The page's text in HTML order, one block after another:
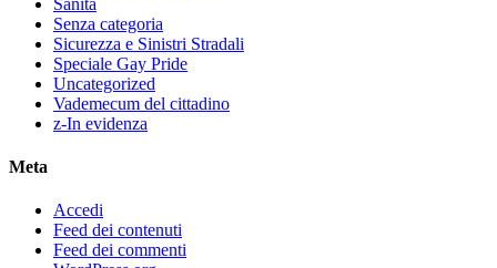
Senza categoria
Sicurezza e Sinistri Stradali
Speciale Gay Pride
Uncategorized
Vademecum del cittadino
z-In evidenza
Meta
Accedi
Feed dei contenuti
Feed dei commenti